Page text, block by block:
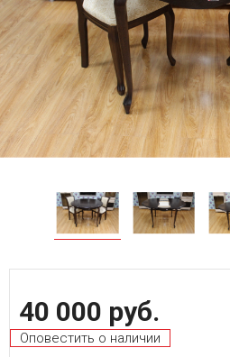
40 000 руб.
Оповестить о наличии